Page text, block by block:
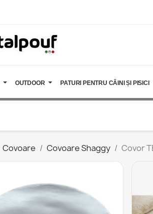
OUTDOOR PATURI PENTRU CÂINI ȘI PISICI
Covoare Covoare Shaggy Covor